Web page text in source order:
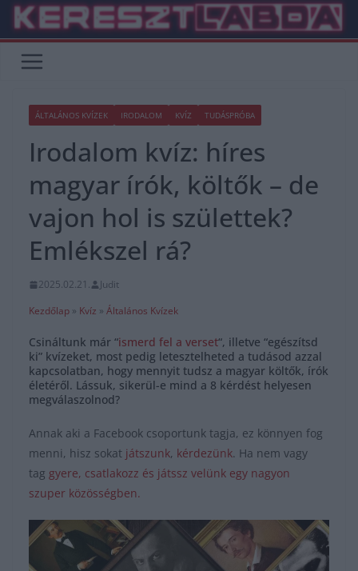
Skip
content
ÁLTALÁNOS KVÍZEK IRODALOM KVÍZ TUDÁSPRÓBA
Irodalom kvíz: híres
magyar írók, költők – de
vajon hol is születtek?
Emlékszel rá?
2025.02.21.
Judit
Kezdőlap » Kvíz » Általános Kvízek
Csináltunk már “ismerd fel a verset“, illetve “egészítsd
ki” kvízeket, most pedig letesztelheted a tudásod azzal
kapcsolatban, hogy mennyit tudsz a magyar költők, írók
életéről. Lássuk, sikerül-e mind a 8 kérdést helyesen
megválaszolnod?
Annak aki a Facebook csoportunk tagja, ez könnyen fog
menni, hisz sokat játszunk, kérdezünk. Ha nem vagy
tag gyere, csatlakozz és játssz velünk egy nagyon
szuper közösségben.